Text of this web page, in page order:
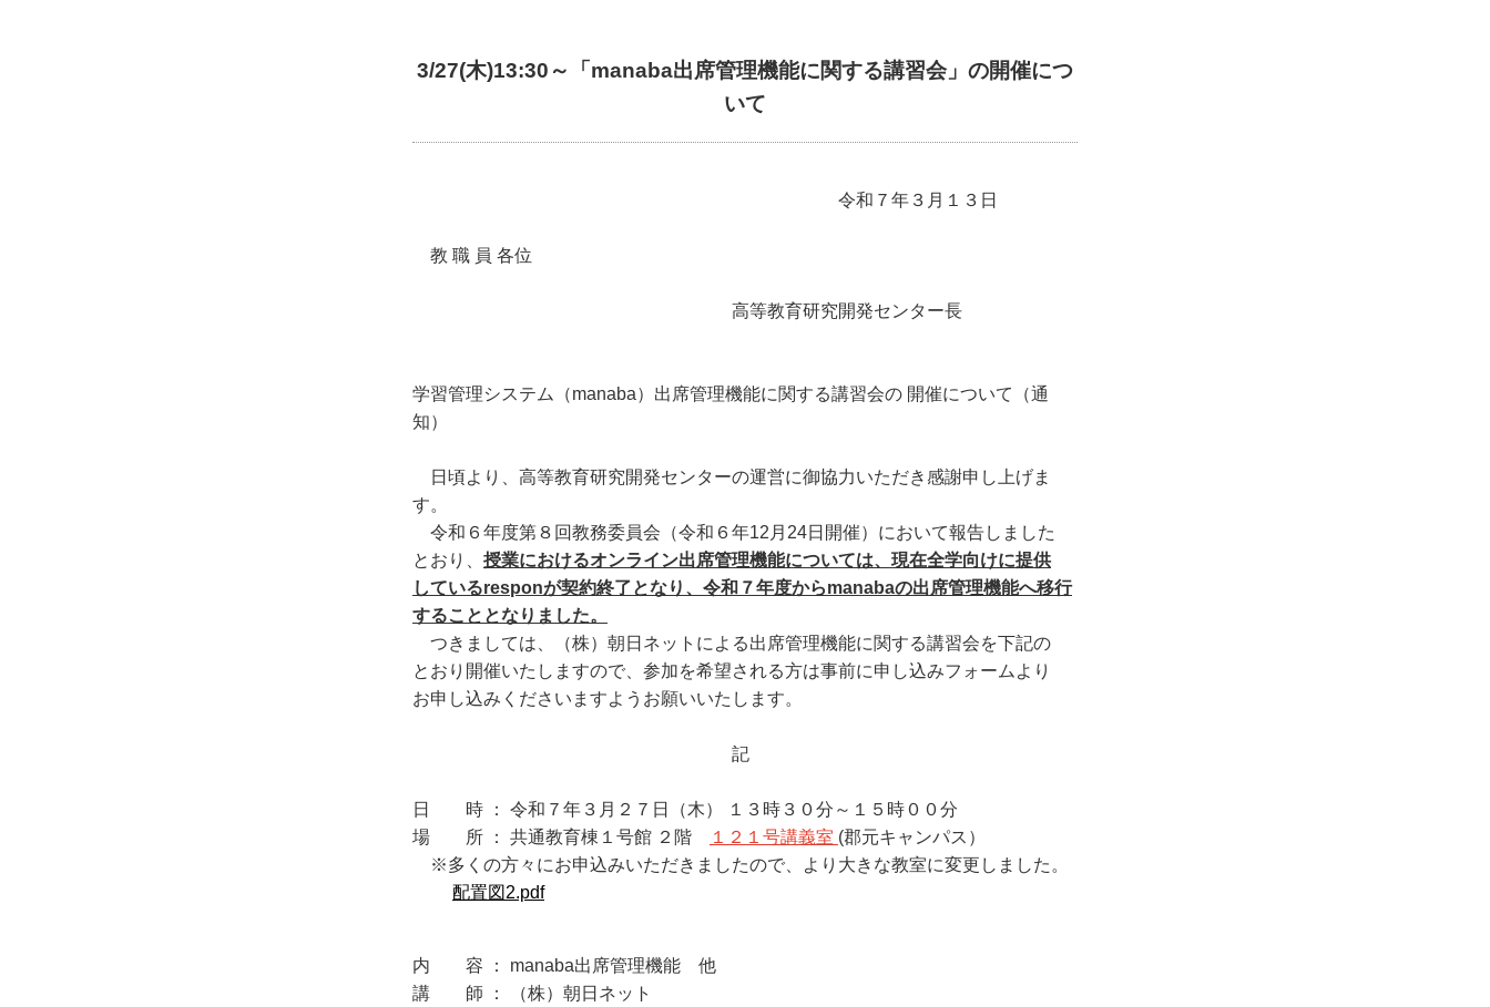
3/27(木)13:30～「manaba出席管理機能に関する講習会」の開催につ
いて
令和７年３月１３日
教 職 員 各位
高等教育研究開発センター長
学習管理システム（manaba）出席管理機能に関する講習会の 開催について（通
知）
日頃より、高等教育研究開発センターの運営に御協力いただき感謝申し上げま
す。
令和６年度第８回教務委員会（令和６年12月24日開催）において報告しました
とおり、 授業におけるオンライン出席管理機能については、現在全学向けに提供
しているresponが契約終了となり、令和７年度からmanabaの出席管理機能へ移行
することとなりました。
つきましては、（株）朝日ネットによる出席管理機能に関する講習会を下記の
とおり開催いたしますので、参加を希望される方は事前に申し込みフォームより
お申し込みくださいますようお願いいたします。
記
日 時 ： 令和７年３月２７日（木） １３時３０分～１５時００分
場 所 ： 共通教育棟１号館 ２階
１２１号講義室 (郡元キャンパス）
※多くの方々にお申込みいただきましたので、より大きな教室に変更しました。
配置図2.pdf
内 容 ： manaba出席管理機能 他
講 師 ： （株）朝日ネット